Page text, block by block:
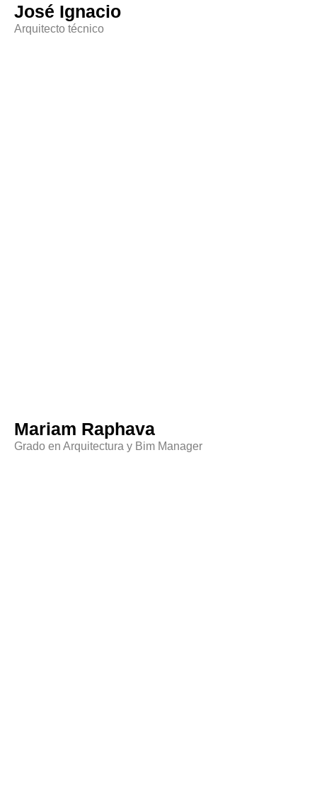
José Ignacio
Arquitecto técnico
Mariam Raphava
Grado en Arquitectura y Bim Manager